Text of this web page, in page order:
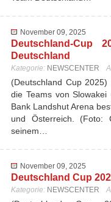
November 09, 2025
Deutschland-Cup
Deutschland
Kategorie: NEWSCENTER
(Deutschland Cup
die Teams von
Bank Landshut Arena
und Österreich. (Foto:
seinem…
November 09, 2025
Deutschland Cup
Kategorie: NEWSCENTER